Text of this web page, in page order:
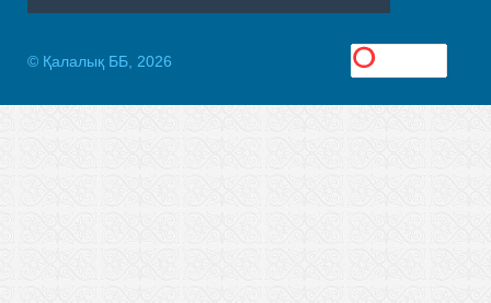
© Қалалық ББ, 2026